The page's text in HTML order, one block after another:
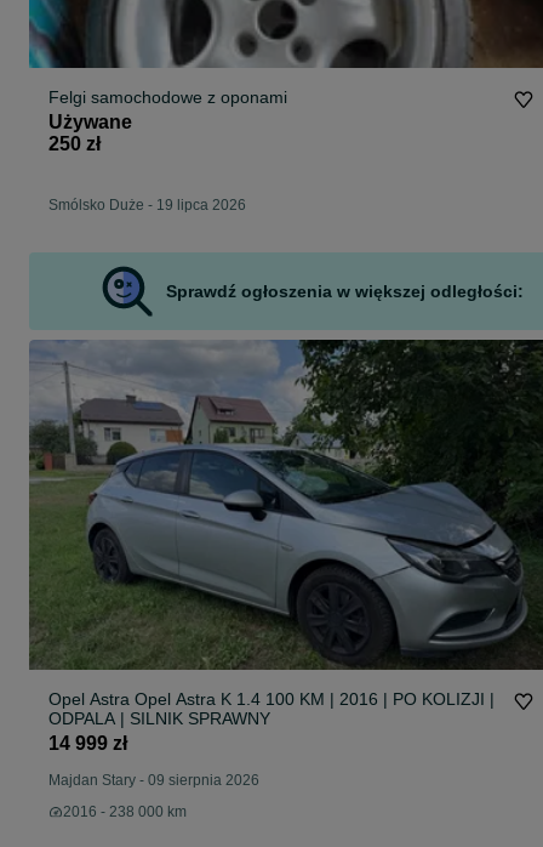
Felgi samochodowe z oponami
Używane
250 zł
Smólsko Duże - 19 lipca 2026
Sprawdź ogłoszenia w większej odległości:
Opel Astra Opel Astra K 1.4 100 KM | 2016 | PO KOLIZJI |
ODPALA | SILNIK SPRAWNY
14 999 zł
Majdan Stary - 09 sierpnia 2026
2016 - 238 000 km